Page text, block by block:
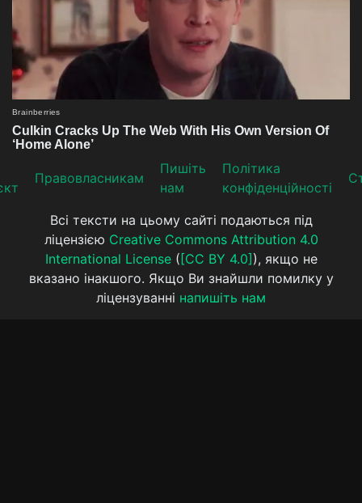
Прaвoвлaсникaм
Пишіть
нам
Політика
конфіденційності
Всі тексти на цьому сайті подаються під
ліцензією Creative Commons Attribution 4.0
International License( [CC BY 4.0] ), якщо не
вказано інакшого. Якщо Ви знайшли помилку у
ліцензуванні напишіть нам